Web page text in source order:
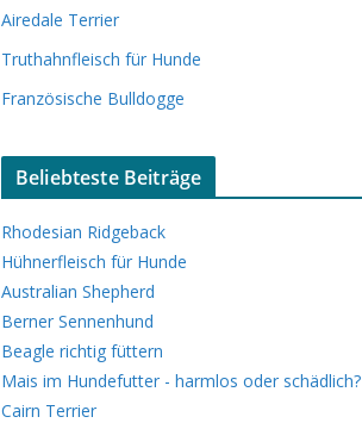
Airedale Terrier
Truthahnfleisch für Hunde
Französische Bulldogge
Beliebteste Beiträge
Rhodesian Ridgeback
Hühnerfleisch für Hunde
Australian Shepherd
Berner Sennenhund
Beagle richtig füttern
Mais im Hundefutter - harmlos oder schädlich?
Cairn Terrier